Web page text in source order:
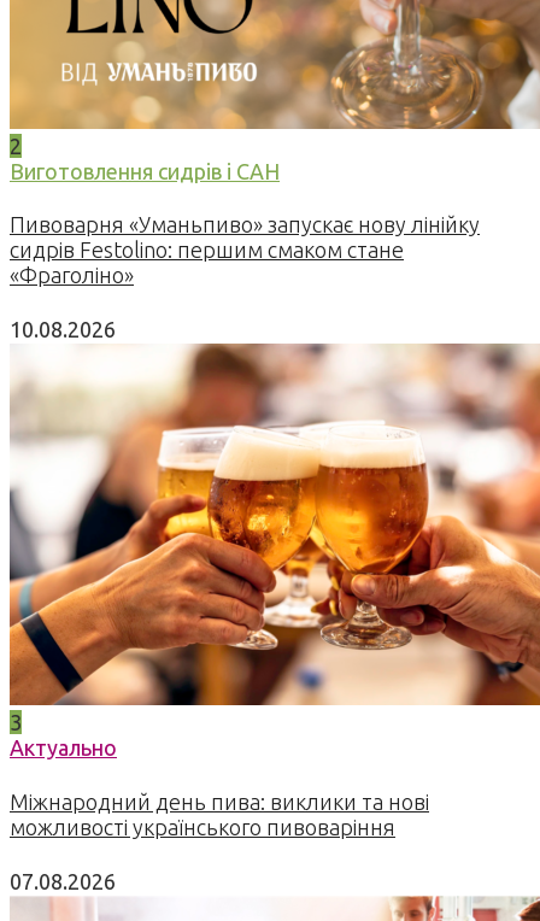
2
Виготовлення сидрів і САН
Пивоварня «Уманьпиво» запускає нову лінійку
сидрів Festolino: першим смаком стане
«Фраголіно»
10.08.2026
3
Актуально
Міжнародний день пива: виклики та нові
можливості українського пивоваріння
07.08.2026